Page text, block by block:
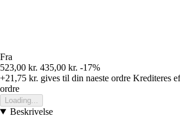
Fra
523,00 kr. 435,00 kr. -17%
+21,75 kr. gives til din naeste ordre Krediteres
ordre
Loading...
Beskrivelse